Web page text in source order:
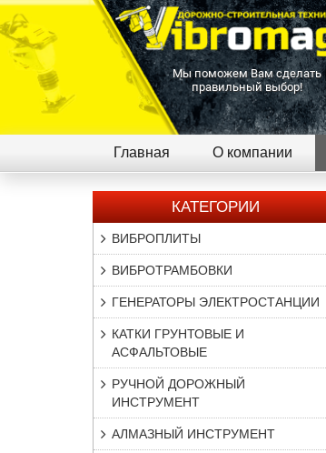
Мы поможем Вам сделать
правильный выбор!
Главная О компании
КАТЕГОРИИ
ВИБРОПЛИТЫ
ВИБРОТРАМБОВКИ
ГЕНЕРАТОРЫ ЭЛЕКТРОСТАНЦИИ
КАТКИ ГРУНТОВЫЕ И
АСФАЛЬТОВЫЕ
РУЧНОЙ ДОРОЖНЫЙ
ИНСТРУМЕНТ
АЛМАЗНЫЙ ИНСТРУМЕНТ